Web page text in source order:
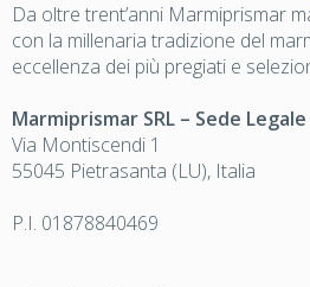
Da oltre trent’anni Marmiprismar
con la millenaria tradizione del
eccellenza dei più pregiati e
Marmiprismar SRL – Sede Legale
Via Montiscendi 1
55045 Pietrasanta (LU), Italia
P.I. 01878840469